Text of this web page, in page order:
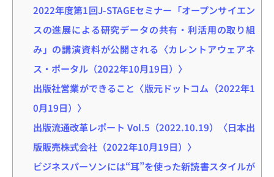
2022年度第1回J-STAGEセミナー「オープンサイエン
スの進展による研究データの共有・利活用の取り組
み」の講演資料が公開される〈カレントアウェアネ
ス・ポータル（2022年10月19日）〉
出版社営業ができること〈版元ドットコム（2022年1
0月19日）〉
出版流通改革レポート Vol.5（2022.10.19）〈日本出
版販売株式会社（2022年10月19日）〉
ビジネスパーソンには“耳”を使った新読書スタイルが